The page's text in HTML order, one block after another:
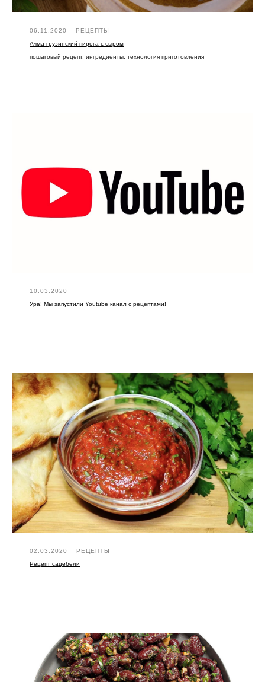
06.11.2020
РЕЦЕПТЫ
Ачма грузинский пирога с сыром
пошаговый рецепт, ингредиенты, технология приготовления
10.03.2020
Ура! Мы запустили Youtube канал с рецептами!
02.03.2020
РЕЦЕПТЫ
Рецепт сацебели